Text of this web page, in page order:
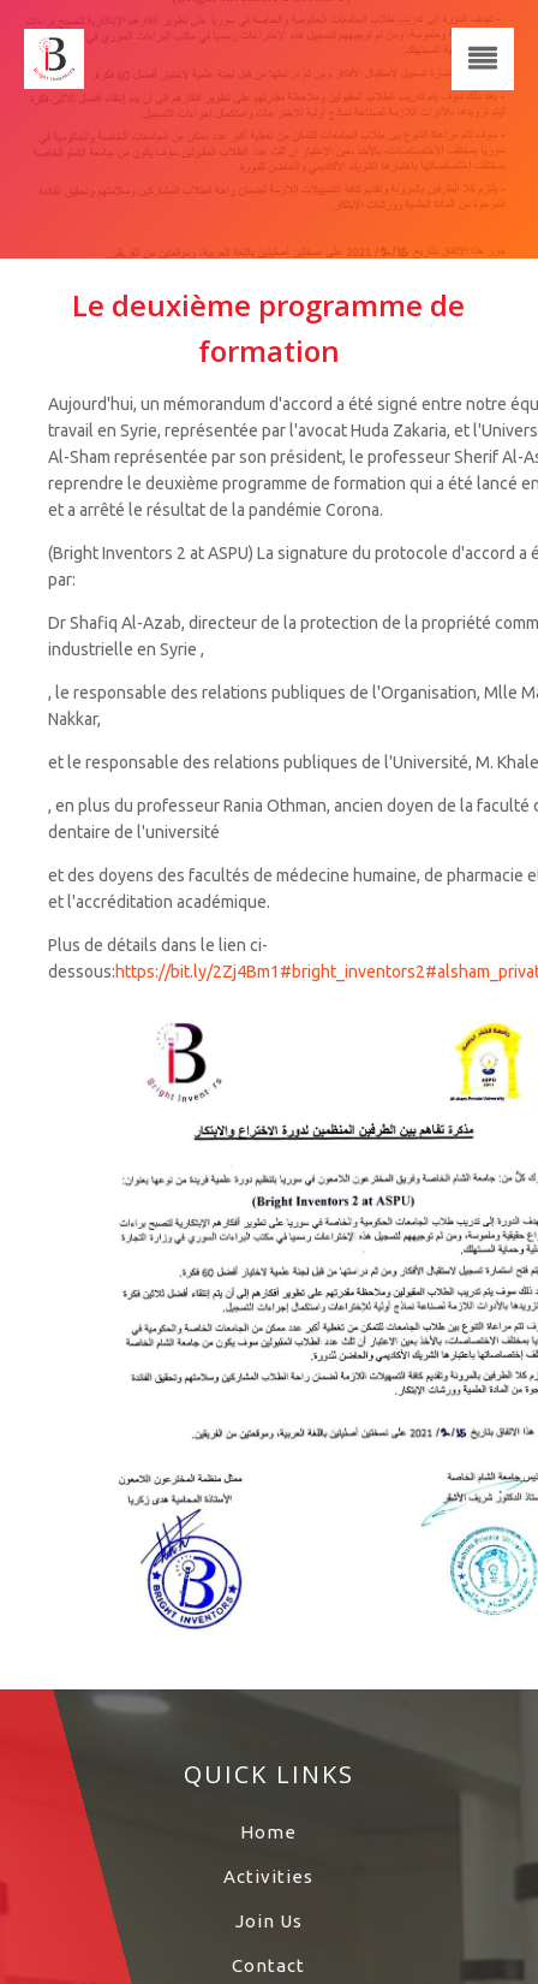
Le deuxième programme de
formation
Aujourd'hui, un mémorandum d'accord a été signé entre notre
travail en Syrie, représentée par l'avocat Huda Zakaria, et
Al-Sham représentée par son président, le professeur Sherif Al-
reprendre le deuxième programme de formation qui a été lancé
et a arrêté le résultat de la pandémie Corona.
(Bright Inventors 2 at ASPU) La signature du protocole d'accord a
par:
Dr Shafiq Al-Azab, directeur de la protection de la propriété
industrielle en Syrie ,
, le responsable des relations publiques de l'Organisation, Mlle
Nakkar,
et le responsable des relations publiques de l'Université, M.
, en plus du professeur Rania Othman, ancien doyen de la faculté
dentaire de l'université
et des doyens des facultés de médecine humaine, de pharmacie
et l'accréditation académique.
Plus de détails dans le lien ci-
dessous:https://bit.ly/2Zj4Bm1 #bright_inventors2
QUICK LINKS
Home
Activities
Join Us
Contact